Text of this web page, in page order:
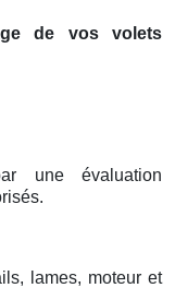
de vos volets
une évaluation
lames, moteur et